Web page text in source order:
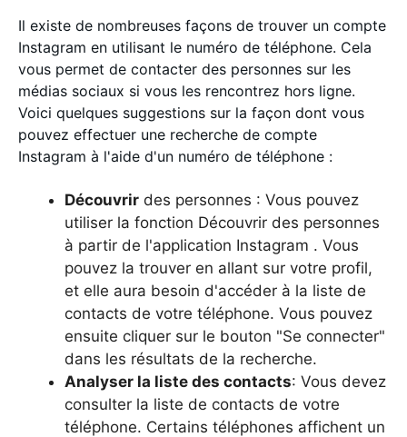
Il existe de nombreuses façons de trouver un compte
Instagram en utilisant le numéro de téléphone. Cela
vous permet de contacter des personnes sur les
médias sociaux si vous les rencontrez hors ligne.
Voici quelques suggestions sur la façon dont vous
pouvez effectuer une recherche de compte
Instagram à l'aide d'un numéro de téléphone :
Découvrir des personnes : Vous pouvez
utiliser la fonction Découvrir des personnes
à partir de l'application Instagram . Vous
pouvez la trouver en allant sur votre profil,
et elle aura besoin d'accéder à la liste de
contacts de votre téléphone. Vous pouvez
ensuite cliquer sur le bouton "Se connecter"
dans les résultats de la recherche.
Analyser la liste des contacts: Vous devez
consulter la liste de contacts de votre
téléphone. Certains téléphones affichent un